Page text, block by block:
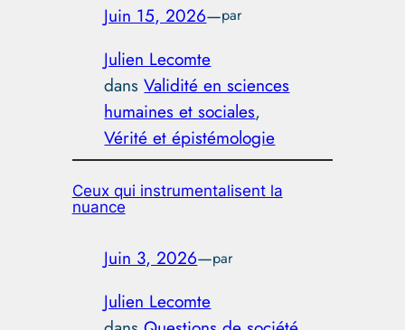
Juin 15, 2026—par
Julien Lecomte
dansValidité en sciences
humaines et sociales
Vérité et épistémologie
Ceux qui instrumentalisent la
nuance
Juin 3, 2026—par
Julien Lecomte